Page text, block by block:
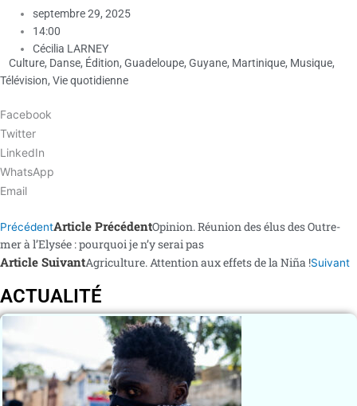
septembre 29, 2025
14:00
Cécilia LARNEY
Culture, Danse, Édition, Guadeloupe, Guyane, Martinique, Musique,
Télévision, Vie quotidienne
Facebook
Twitter
LinkedIn
WhatsApp
Email
PrécédentArticle PrécédentOpinion. Réunion des élus des Outre-
mer à l’Elysée : pourquoi je n’y serai pas
Article SuivantAgriculture. Attention aux effets de la Niña !Suivant
ACTUALITÉ